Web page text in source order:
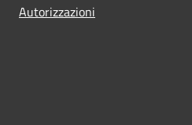
Autorizzazioni